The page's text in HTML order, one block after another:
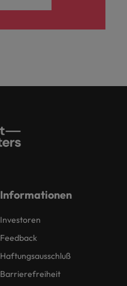
Informationen
Investoren
Feedback
Haftungsausschluß
Barrierefreiheit